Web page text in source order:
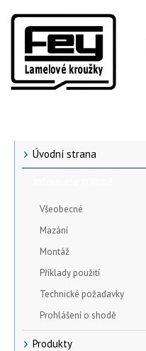
Úvodní strana
Všeobecné
Mazání
Montáž
Příklady použití
Technické požadavky
Prohlášení o shodě
Produkty